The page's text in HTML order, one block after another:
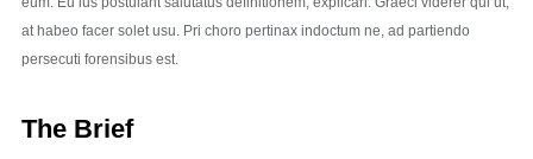
at habeo facer solet usu. Pri choro pertinax indoctum ne, ad partiendo
persecuti forensibus est.
The Brief